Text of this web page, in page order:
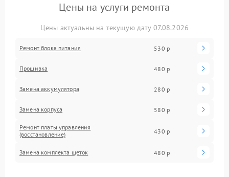
Цены на услуги ремонта
Цены актуальны на текущую дату 07.08.2026
Ремонт блока питания 530 р
Прошивка 480 р
Замена аккумулятора 280 р
Замена корпуса 580 р
Ремонт платы управления
(восстановление)
430 р
Замена комплекта щеток 480 р